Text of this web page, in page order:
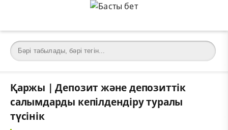
Қаржы | Депозит және депозиттік
салымдарды кепілдендіру туралы
түсінік